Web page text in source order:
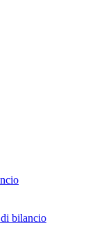
bilancio